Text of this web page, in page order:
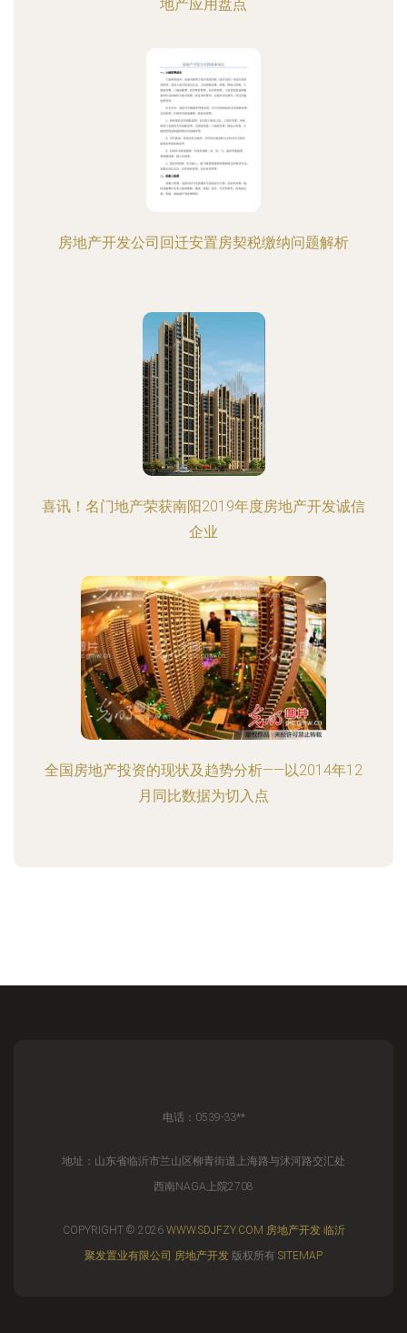
地产应用盘点
房地产开发公司回迁安置房契税缴纳问题解析
喜讯！名门地产荣获南阳2019年度房地产开发诚信
企业
全国房地产投资的现状及趋势分析——以2014年12
月同比数据为切入点
电话：0539-33**
地址：山东省临沂市兰山区柳青街道上海路与沭河路交汇处
西南NAGA上院2708
COPYRIGHT © 2026 WWW.SDJFZY.COM 房地产开发 临沂
聚发置业有限公司 房地产开发 版权所有 SITEMAP